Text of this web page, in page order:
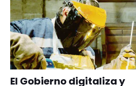
El Gobierno digitaliza y